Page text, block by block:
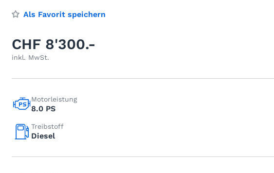
Als Favorit speichern
CHF 8'300.-
inkl. MwSt.
Motorleistung
8.0 PS
Treibstoff
Diesel